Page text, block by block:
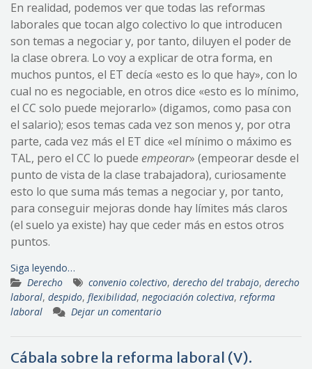
En realidad, podemos ver que todas las reformas
laborales que tocan algo colectivo lo que introducen
son temas a negociar y, por tanto, diluyen el poder de
la clase obrera. Lo voy a explicar de otra forma, en
muchos puntos, el ET decía «esto es lo que hay», con lo
cual no es negociable, en otros dice «esto es lo mínimo,
el CC solo puede mejorarlo» (digamos, como pasa con
el salario); esos temas cada vez son menos y, por otra
parte, cada vez más el ET dice «el mínimo o máximo es
TAL, pero el CC lo puede empeorar» (empeorar desde el
punto de vista de la clase trabajadora), curiosamente
esto lo que suma más temas a negociar y, por tanto,
para conseguir mejoras donde hay límites más claros
(el suelo ya existe) hay que ceder más en estos otros
puntos.
Siga leyendo…
Derecho
convenio colectivo, derecho del trabajo, derecho
laboral, despido, flexibilidad, negociación colectiva, reforma
laboral
Dejar un comentario
Cábala sobre la reforma laboral (V).